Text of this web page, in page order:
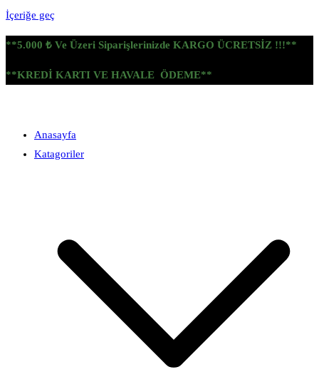
İçeriğe geç
**5.000 ₺ Ve Üzeri Siparişlerinizde KARGO ÜCRETSİZ !!!**
**KREDİ KARTI VE HAVALE ÖDEME**
Anasayfa
Katagoriler